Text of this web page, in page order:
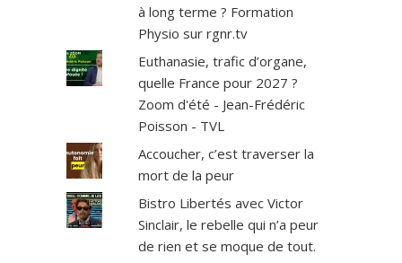
à long terme ? Formation
Physio sur rgnr.tv
Euthanasie, trafic d’organe,
quelle France pour 2027 ?
Zoom d'été - Jean-Frédéric
Poisson - TVL
Accoucher, c’est traverser la
mort de la peur
Bistro Libertés avec Victor
Sinclair, le rebelle qui n’a peur
de rien et se moque de tout.